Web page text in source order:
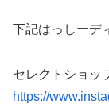
下記はっしーデ
セレクトショッ
https://